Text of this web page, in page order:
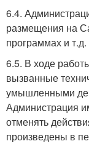
6.4.
размещения на
программах и т.д.
6.5. В ходе
вызванные
умышленными
Администрация
отменять
произведены в